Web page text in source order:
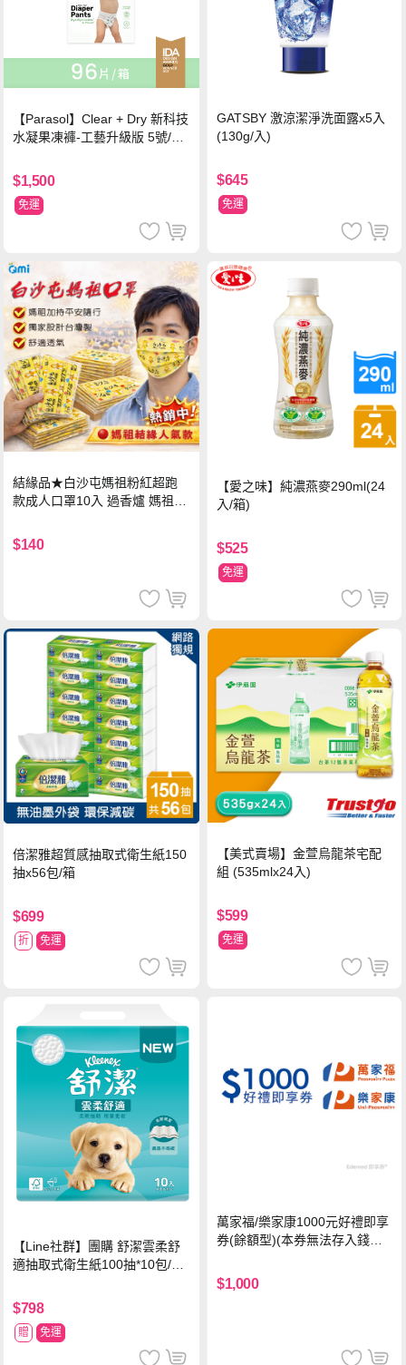
【Parasol】Clear + Dry 新科技
水凝果凍褲-工藝升級版 5號/XL
$1,500
免運
GATSBY 激涼潔淨洗面露x5入
(130g/入)
$645
免運
結緣品★白沙屯媽祖粉紅超跑
款成人口罩10入 過香爐 媽祖加
$140
【愛之味】純濃燕麥290ml(24
入/箱)
$525
免運
倍潔雅超質感抽取式衛生紙150
抽x56包/箱
$699
折 免運
【美式賣場】金萱烏龍茶宅配
組 (535mlx24入)
$599
免運
【Line社群】團購 舒潔雲柔舒
適抽取式衛生紙100抽*10包/6
$798
贈 免運
萬家福/樂家康1000元好禮即享
券(餘額型)(本券無法存入錢包
$1,000